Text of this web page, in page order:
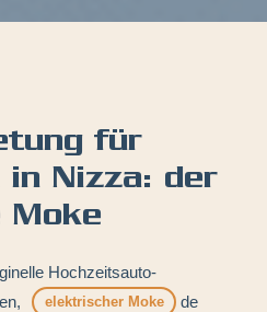
für
in Nizza: der
Moke
Hochzeitsauto-
elektrischer Moke
de